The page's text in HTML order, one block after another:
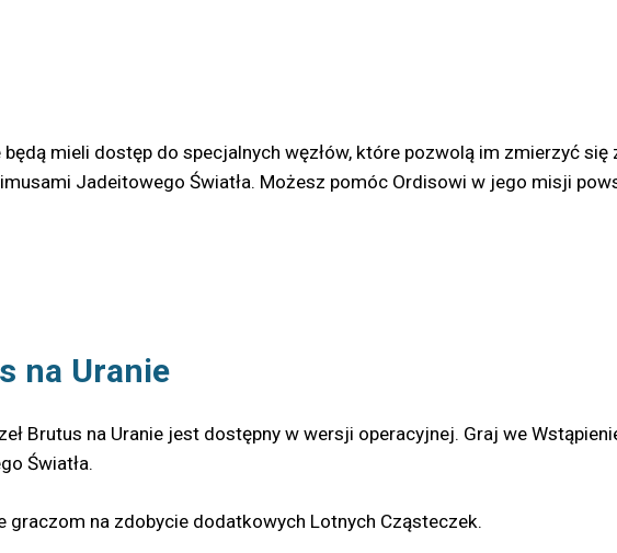
mieli dostęp do specjalnych węzłów, które pozwolą im zmierzyć
Jadeitowego Światła. Możesz pomóc Ordisowi w jego misji
na Uranie
Brutus na Uranie jest dostępny w wersji operacyjnej. Graj we
Światła.
na zdobycie dodatkowych Lotnych Cząsteczek.